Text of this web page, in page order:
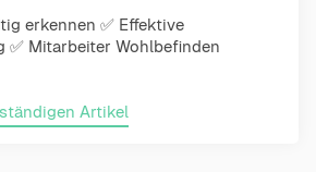
erkennen ✅ Effektive
✅ Mitarbeiter Wohlbefinden
Artikel